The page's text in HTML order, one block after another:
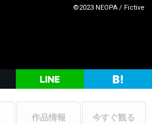
©2023 NEOPA / Fictive
作品情報 今すぐ観る